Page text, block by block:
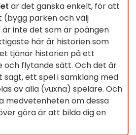
är det ganska enkelt, för att
(bygg parken och välj
inte det som är poängen
här är historien som
tjänar historien på ett
och flytande sätt. Och det är
sagt, ett spel i samklang med
av alla (vuxna) spelare. Och
medvetenheten om dessa
göra är att bilda dig en